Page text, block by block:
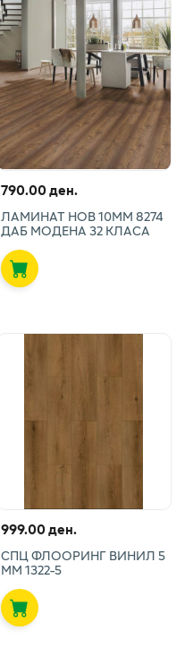
790.00 ден.
ЛАМИНАТ НОВ 10ММ 8274
ДАБ МОДЕНА 32 КЛАСА
999.00 ден.
СПЦ ФЛООРИНГ ВИНИЛ 5
ММ 1322-5